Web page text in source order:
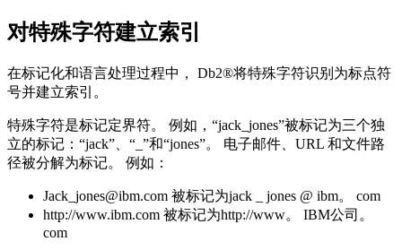
对特殊字符建立索引
在标记化和语言处理过程中， Db2®将特殊字符识别为标点符
号并建立索引。
特殊字符是标记定界符。 例如，“jack_jones”被标记为三个独
立的标记：“jack”、“_”和“jones”。 电子邮件、URL 和文件路
径被分解为标记。 例如：
Jack_jones@ibm.com 被标记为jack _ jones @ ibm。 com
http://www.ibm.com 被标记为http://www。 IBM公司。
com